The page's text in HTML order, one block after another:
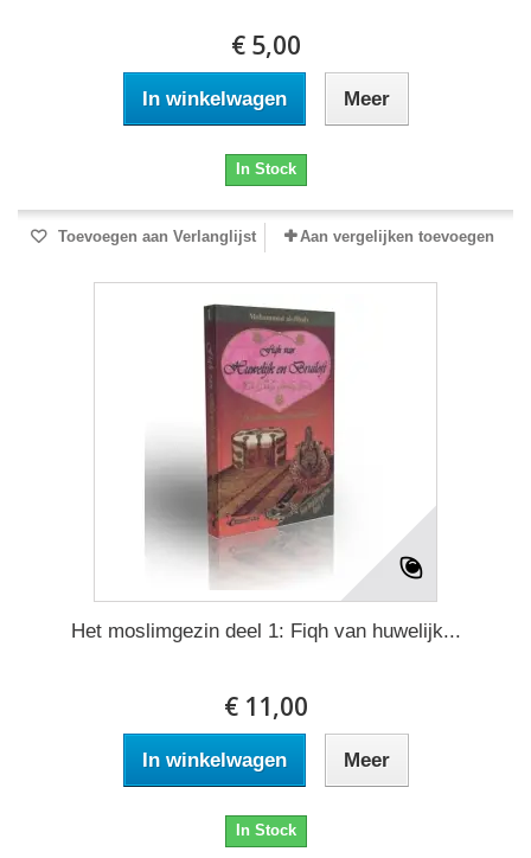
€ 5,00
In winkelwagen Meer
In Stock
Toevoegen aan Verlanglijst Aan vergelijken toevoegen
Het moslimgezin deel 1: Fiqh van huwelijk...
€ 11,00
In winkelwagen Meer
In Stock